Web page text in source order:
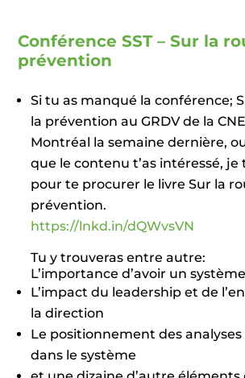
Conférence SST – Sur la
prévention
Si tu as manqué la conférence;
la prévention au GRDV de la
Montréal la semaine dernière,
que le contenu t’as intéressé, je
pour te procurer le livre Sur la
prévention.
https://lnkd.in/dQWvsVN
Tu y trouveras entre autre:
L’importance d’avoir un
L’impact du leadership et de
la direction
Le positionnement des
dans le système